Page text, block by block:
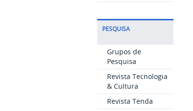
PESQUISA
Grupos de
Pesquisa
Revista Tecnologia
& Cultura
Revista Tenda